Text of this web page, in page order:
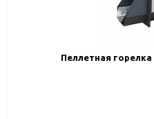
Пеллетная горелка